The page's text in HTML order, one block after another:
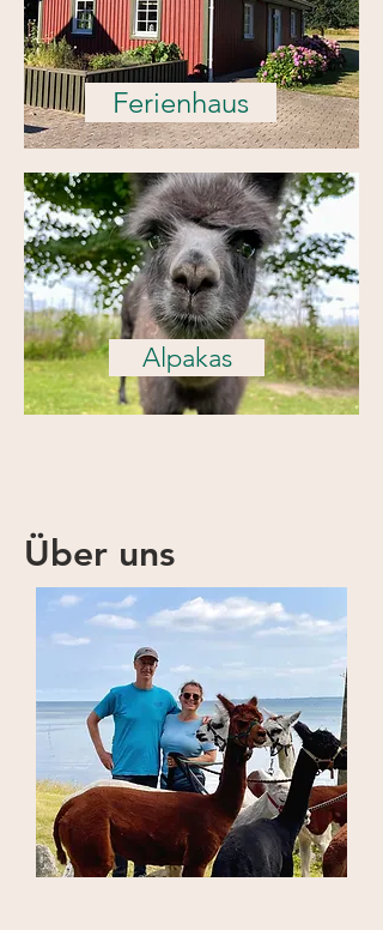
Ferienhaus
Alpakas
Über uns